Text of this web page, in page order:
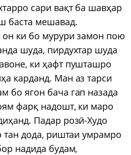
сари вақт ба шавҳар
баста мешавад.
он ки бо мурури замон пою
шуда, пирдухтар шуда
ки ҳафт пушташро
карданд. Ман аз тарси
бо ягон бача гап назада
фарқ надошт, ки маро
Падар розӣ-Худо
тан дода, риштаи умрамро
надида будам,